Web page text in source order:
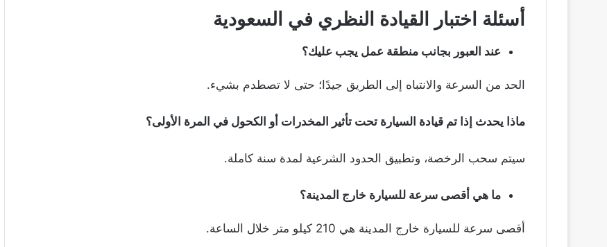
أسئلة اختبار القيادة النظري في السعودية
عند العبور بجانب منطقة عمل يجب عليك؟
الحد من السرعة والانتباه إلى الطريق جيدًا؛ حتى لا تصطدم بشيء.
ماذا يحدث إذا تم قيادة السيارة تحت تأثير المخدرات أو الكحول في المرة الأولى؟
سيتم سحب الرخصة، وتطبيق الحدود الشرعية لمدة سنة كاملة.
ما هي أقصى سرعة للسيارة خارج المدينة؟
أقصى سرعة للسيارة خارج المدينة هي 210 كيلو متر خلال الساعة.